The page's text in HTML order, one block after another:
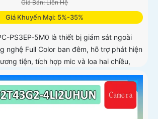
Giá Bán: Liên Hệ
Giá Khuyến Mại: 5%-35%
PS3EP-5M0 là thiết bị giám sát ngoài
nghệ Full Color ban đêm, hỗ trợ phát hiện
tiện, tích hợp mic và loa hai chiều,
phù hợp cho gia đình, cửa hàng và văn